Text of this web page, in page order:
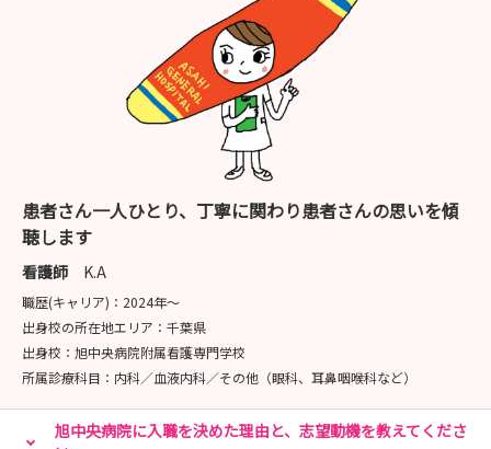
患者さん一人ひとり、丁寧に関わり患者さんの思いを傾
聴します
看護師 K.A
職歴(キャリア)： 2024年〜
出身校の所在地エリア： 千葉県
出身校： 旭中央病院附属看護専門学校
所属診療科目： 内科／血液内科／その他（眼科、耳鼻咽喉科など）
旭中央病院に入職を決めた理由と、志望動機を教えてくださ